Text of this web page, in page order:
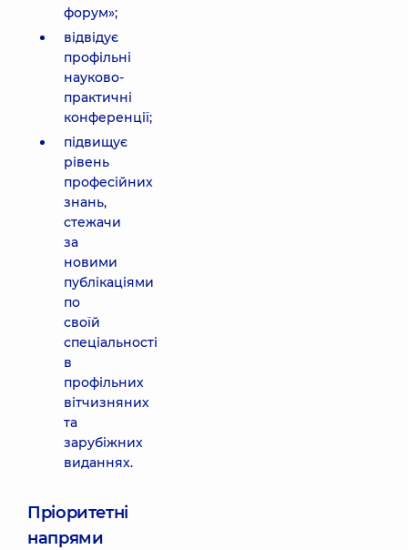
форум»;
відвідує
профільні
науково-
практичні
конференції;
підвищує
рівень
професійних
знань,
стежачи
за
новими
публікаціями
по
своїй
спеціальності
в
профільних
вітчизняних
та
зарубіжних
виданнях.
Пріоритетні
напрями